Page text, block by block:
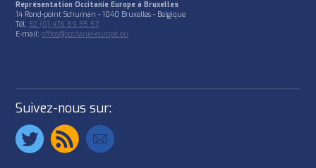
Représentation Occitanie Europe à Bruxelles
14 Rond-point Schuman - 1040 Bruxelles - Belgique
Tél:32 (0) 476 89 35 57
E-mail:office@occitanie-europe.eu
Suivez-nous sur: